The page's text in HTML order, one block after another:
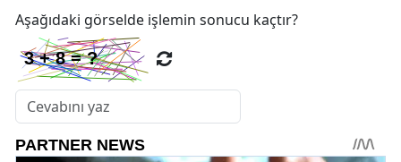
Aşağıdaki görselde işlemin sonucu kaçtır?